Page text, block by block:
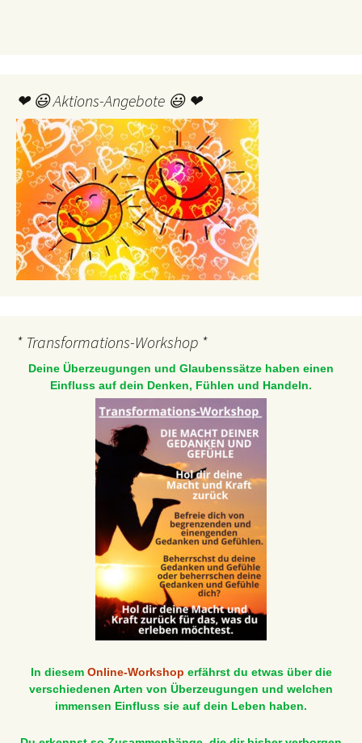
❤ 😃 Aktions-Angebote 😃 ❤
* Transformations-Workshop *
Deine Überzeugungen und Glaubenssätze haben einen
Einfluss auf dein Denken, Fühlen und Handeln.
In diesem Online-Workshop erfährst du etwas über die
verschiedenen Arten von Überzeugungen und welchen
immensen Einfluss sie auf dein Leben haben.